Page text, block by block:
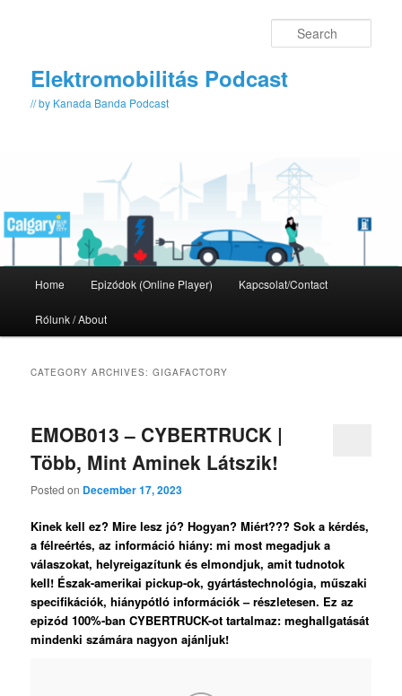
Elektromobilitás Podcast
// by Kanada Banda Podcast
Home Epizódok (Online Player) Kapcsolat/Contact
Rólunk / About
CATEGORY ARCHIVES:GIGAFACTORY
EMOB013 – CYBERTRUCK |
Több, Mint Aminek Látszik!
Posted on December 17, 2023
Kinek kell ez? Mire lesz jó? Hogyan? Miért??? Sok a kérdés,
a félreértés, az információ hiány: mi most megadjuk a
válaszokat, helyreigazítunk és elmondjuk, amit tudnotok
kell! Észak-amerikai pickup-ok, gyártástechnológia, műszaki
specifikációk, hiánypótló információk – részletesen. Ez az
epizód 100%-ban CYBERTRUCK-ot tartalmaz: meghallgatását
mindenki számára nagyon ajánljuk!